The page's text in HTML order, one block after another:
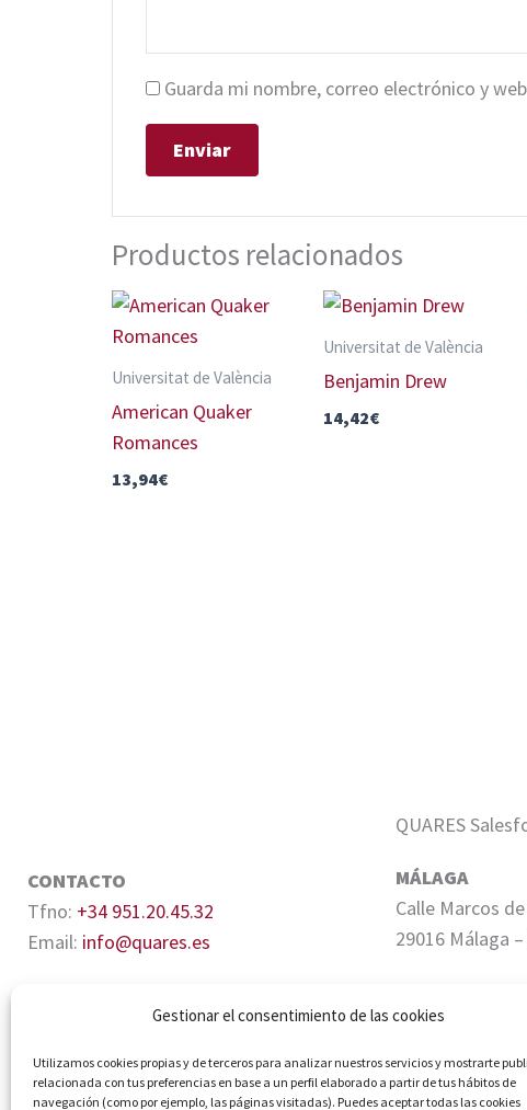
Gestionar el consentimiento de las cookies
Utilizamos cookies propias y de terceros para analizar nuestros servicios y mostrarte
relacionada con tus preferencias en base a un perfil elaborado a partir de tus hábitos de
navegación (como por ejemplo, las páginas visitadas). Puedes aceptar todas las cookies
Guarda mi nombre, correo electrónico y
Productos relacionados
Universitat de València
American Quaker
Romances
13,94€
Universitat de València
Benjamin Drew
14,42€
CONTACTO
Tfno: +34 951.20.45.32
Email: info@quares.es
QUARES
MÁLAGA
Calle Marcos
29016 Málaga
Edifico Centris,
Quiñones, 6A.